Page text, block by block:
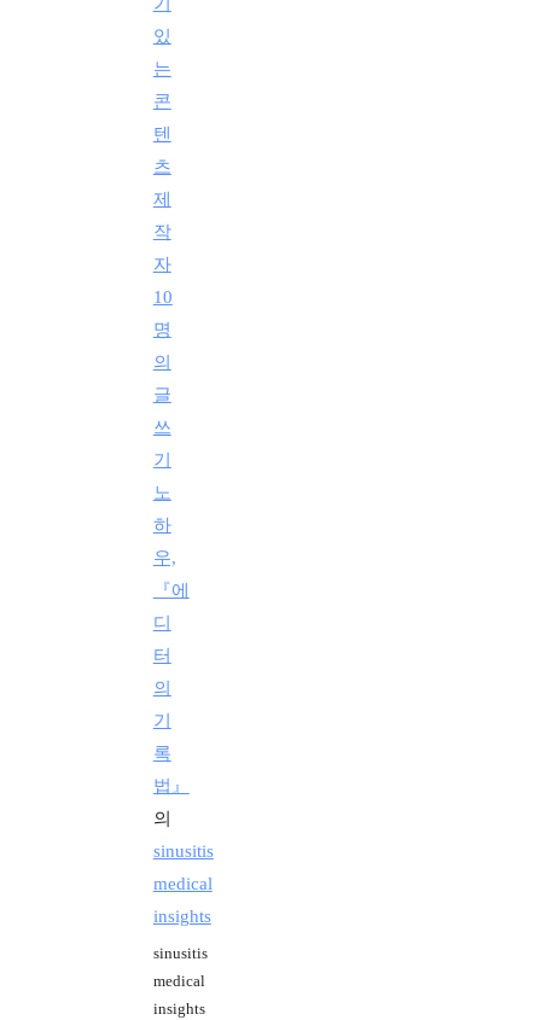
기
있
는
콘
텐
츠
제
작
자
10
명
의
글
쓰
기
노
하
우,
『에
디
터
의
기
록
법』
의
sinusitis
medical
insights
sinusitis
medical
insights